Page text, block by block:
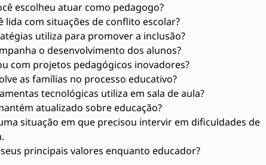
escolheu atuar como pedagogo?
lida com situações de conflito escolar?
utiliza para promover a inclusão?
o desenvolvimento dos alunos?
com projetos pedagógicos inovadores?
as famílias no processo educativo?
tecnológicas utiliza em sala de aula?
atualizado sobre educação?
situação em que precisou intervir em dificuldades de
principais valores enquanto educador?